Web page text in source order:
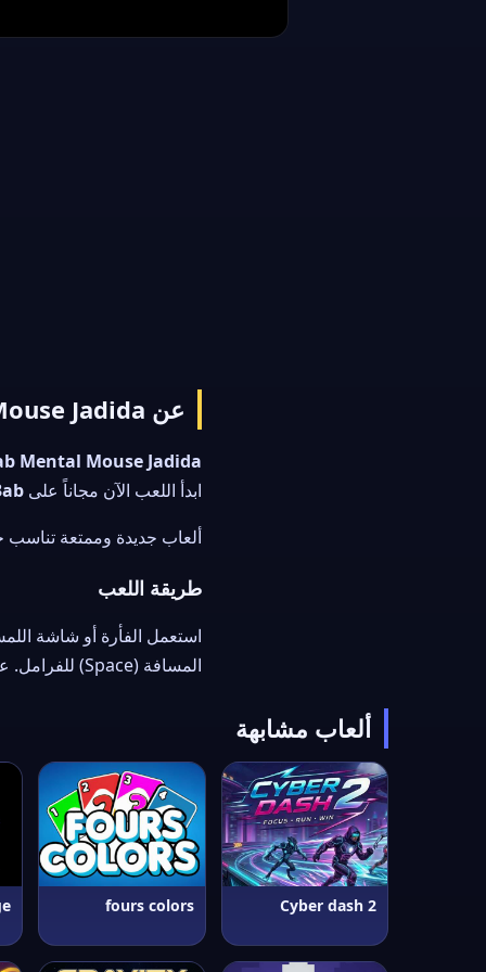
عن Al3ab Mental Mouse Jadida
Mental Mouse Jadida
ابدأ اللعب الآن مجاناً على
ألعاب جديدة وممتعة تناسب
طريقة اللعب
المسافة (Space) للفرامل. على الهاتف تحكّم عبر أزرار اللمس على الشاشة.
ألعاب مشابهة
Cyber dash 2
fours colors